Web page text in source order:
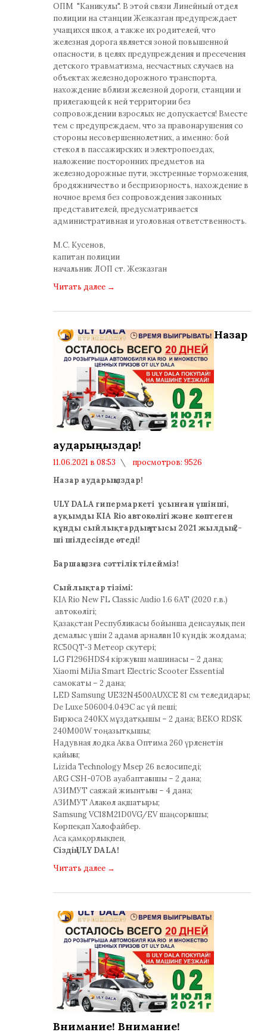
ОПМ "Каникулы". В этой связи Линейный отдел
полиции на станции Жезказган предупреждает
учащихся школ, а также их родителей, что
железная дорога является зоной повышенной
опасности, в целях предупреждения и пресечения
детского травматизма, несчастных случаев на
объектах железнодорожного транспорта,
нахождение вблизи железной дороги, станции и
прилегающей к ней территории без
сопровождении взрослых не допускается! Вместе
тем c предупреждаем, что за правонарушения со
стороны несовершеннолетних, а именно: бой
стекол в пассажирских и электропоездах,
наложение посторонних предметов на
железнодорожные пути, экстренные торможения,
бродяжничество и беспризорность, нахождение в
ночное время без сопровождения законных
представителей, предусматривается
административная и уголовная ответственность.
М.С. Кусенов,
капитан полиции
начальник ЛОП ст. Жезказган
Читать далее →
Назар
аударыңыздар!
11.06.2021 в 08:53
просмотров: 9526
Назар аударыңыздар!
ULY DALA гипермаркеті ұсынған үшінші,
ауқымды KIA Rio автокөлігі және көптеген
құнды сыйлықтардың ұтысы 2021 жылдың 2-
ші шілдесінде өтеді!
Баршаңызға сәттілік тілейміз!
Сыйлықтар тізімі:
KIA Rio New FL Classic Audio 1.6 6AT (2020 г.в.)
автокөлігі;
Қазақстан Республикасы бойынша денсаулық пен
демалыс үшін 2 адамға арналған 10 күндік жолдама;
RC50QT-3 Метеор скутері;
LG F1296HDS4 кіржуғыш машинасы – 2 дана;
Xiaomi MiJia Smart Electric Scooter Essential
самокаты – 2 дана;
LED Samsung UE32N4500AUXCE 81 см теледидары;
De Luxe 506004.04ЭС ас үй пеші;
Бирюса 240KX мұздатқышы – 2 дана; BEKO RDSK
240M00W тоңазытқышы;
Надувная лодка Аква Оптима 260 үрленетін
қайығы;
Lizida Technology Msep 26 велосипеді;
ARG CSH-07OB ауабаптағышы – 2 дана;
АЗИМУТ саяжай жиынтығы – 4 дана;
АЗИМУТ Алакөл ақшатыры;
Samsung VC18M21D0VG/EV шаңсорғышы;
Көрпеқап Халофайбер.
Аса қамқорлықпен,
Сіздің ULY DALA!
Читать далее →
Внимание! Внимание!